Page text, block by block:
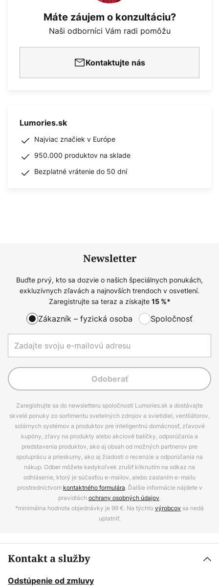
Máte záujem o konzultáciu?
Naši odborníci Vám radi pomôžu
Kontaktujte nás
Lumories.sk
Najviac značiek v Európe
950.000 produktov na sklade
Bezplatné vrátenie do 50 dní
Newsletter
Buďte prvý, kto sa dozvie o našich špeciálnych ponukách,
exkluzívnych zľavách a najnovších trendoch v osvetlení.
Zaregistrujte sa teraz a získajte 15%*
Zákazník – fyzická osoba Spoločnosť
Odoberať
Zaregistrujte sa do newsletteru spoločnosti Lumories.sk a dostávajte
skvelé ponuky zo sortimentu svetelných zdrojov a svietidiel, ventilátorov,
solárnych systémov a produktov pre inteligentnú domácnosť, zľavové
kupóny, zľavy na produkty alebo akciové balíčky, odporúčania a
predstavenia produktov, ako aj obsah od možných partnerov pre
spoluprácu a prieskumy, ako aj žiadosti o recenzie a odporúčania na
nákup. Odber môžete kedykoľvek zrušiť kliknutím na odkaz na
odhlásenie, ktorý je súčasťou e-mailov, alebo zaslaním e-mailu
prostredníctvom kontaktného formulára. Ďalšie informácie nájdete v
pravidlách ochrany osobných údajov.
*minimálna hodnota objednávky je 99 €. Na týchtovýrobcov sa nedá
uplatniť.
Kontakt a služby
Odstúpenie od zmluvy